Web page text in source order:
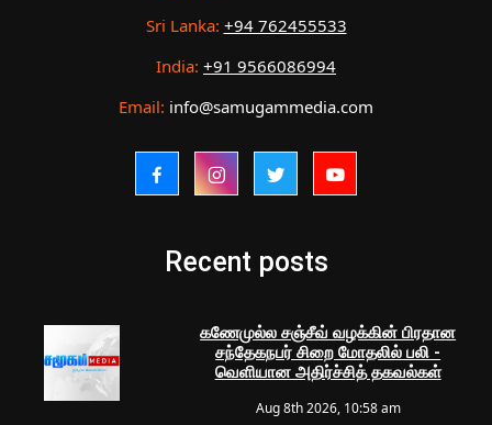
Sri Lanka: +94 762455533
India: +91 9566086994
Email: info@samugammedia.com
Recent posts
கணேமுல்ல சஞ்சீவ் வழக்கின் பிரதான
சந்தேகநபர் சிறை மோதலில் பலி -
வெளியான அதிர்ச்சித் தகவல்கள்
Aug 8th 2026, 10:58 am